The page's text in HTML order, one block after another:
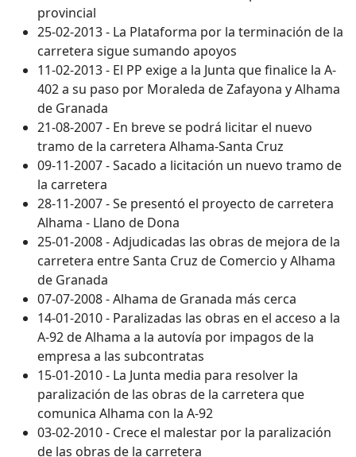
provincial
25-02-2013 - La Plataforma por la terminación de la
carretera sigue sumando apoyos
11-02-2013 - El PP exige a la Junta que finalice la A-
402 a su paso por Moraleda de Zafayona y Alhama
de Granada
21-08-2007 - En breve se podrá licitar el nuevo
tramo de la carretera Alhama-Santa Cruz
09-11-2007 - Sacado a licitación un nuevo tramo de
la carretera
28-11-2007 - Se presentó el proyecto de carretera
Alhama - Llano de Dona
25-01-2008 - Adjudicadas las obras de mejora de la
carretera entre Santa Cruz de Comercio y Alhama
de Granada
07-07-2008 - Alhama de Granada más cerca
14-01-2010 - Paralizadas las obras en el acceso a la
A-92 de Alhama a la autovía por impagos de la
empresa a las subcontratas
15-01-2010 - La Junta media para resolver la
paralización de las obras de la carretera que
comunica Alhama con la A-92
03-02-2010 - Crece el malestar por la paralización
de las obras de la carretera